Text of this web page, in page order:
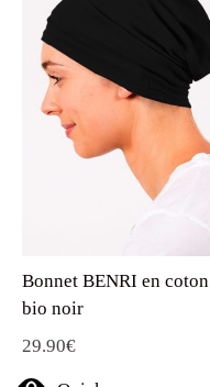
Bonnet BENRI en coton
bio noir
29.90€